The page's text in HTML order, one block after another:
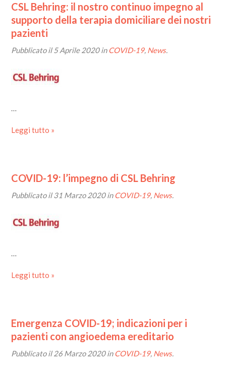
CSL Behring: il nostro continuo impegno al
supporto della terapia domiciliare dei nostri
pazienti
Pubblicato il5 Aprile 2020inCOVID-19, News.
…
Leggi tutto »
COVID-19: l’impegno di CSL Behring
Pubblicato il31 Marzo 2020inCOVID-19, News.
…
Leggi tutto »
Emergenza COVID-19; indicazioni per i
pazienti con angioedema ereditario
Pubblicato il26 Marzo 2020inCOVID-19, News.